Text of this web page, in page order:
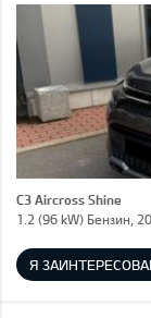
C3 Aircross Shine
1.2 (96 kW) Бензин,
Я